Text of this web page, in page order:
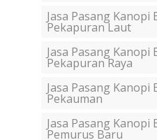
Jasa Pasang Kanopi
Pekapuran Laut
Jasa Pasang Kanopi
Pekapuran Raya
Jasa Pasang Kanopi
Pekauman
Jasa Pasang Kanopi
Pemurus Baru